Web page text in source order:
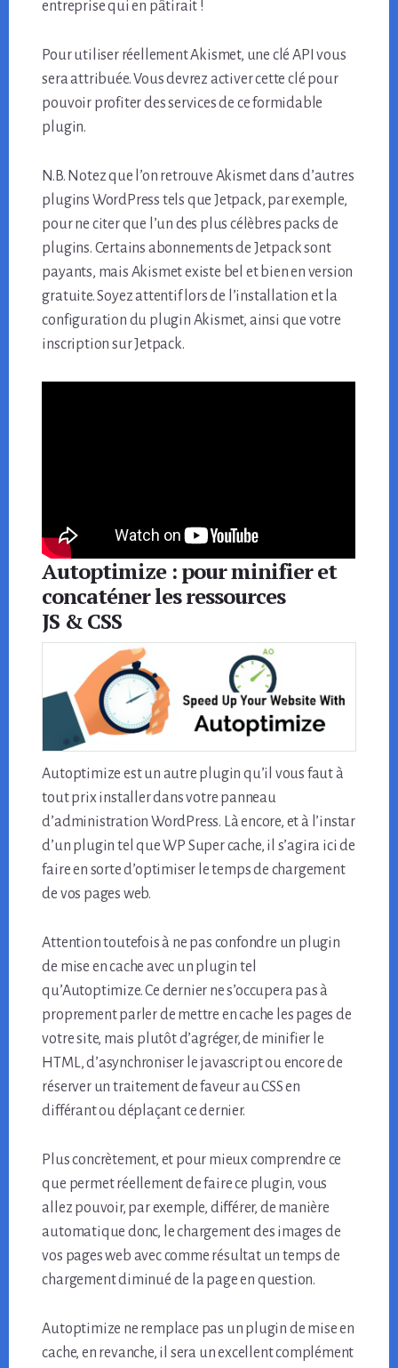
entreprise qui en pâtirait !
Pour utiliser réellement Akismet, une clé API vous
sera attribuée. Vous devrez activer cette clé pour
pouvoir profiter des services de ce formidable
plugin.
N.B. Notez que l’on retrouve Akismet dans d’autres
plugins WordPress tels que Jetpack, par exemple,
pour ne citer que l’un des plus célèbres packs de
plugins. Certains abonnements de Jetpack sont
payants, mais Akismet existe bel et bien en version
gratuite. Soyez attentif lors de l’installation et la
configuration du plugin Akismet, ainsi que votre
inscription sur Jetpack.
Autoptimize : pour minifier et
concaténer les ressources
JS & CSS
Autoptimize est un autre plugin qu’il vous faut à
tout prix installer dans votre panneau
d’administration WordPress. Là encore, et à l’instar
d’un plugin tel que WP Super cache, il s’agira ici de
faire en sorte d’optimiser le temps de chargement
de vos pages web.
Attention toutefois à ne pas confondre un plugin
de mise en cache avec un plugin tel
qu’Autoptimize. Ce dernier ne s’occupera pas à
proprement parler de mettre en cache les pages de
votre site, mais plutôt d’agréger, de minifier le
HTML, d’asynchroniser le javascript ou encore de
réserver un traitement de faveur au CSS en
différant ou déplaçant ce dernier.
Plus concrètement, et pour mieux comprendre ce
que permet réellement de faire ce plugin, vous
allez pouvoir, par exemple, différer, de manière
automatique donc, le chargement des images de
vos pages web avec comme résultat un temps de
chargement diminué de la page en question.
Autoptimize ne remplace pas un plugin de mise en
cache, en revanche, il sera un excellent complément